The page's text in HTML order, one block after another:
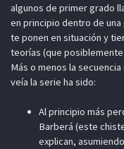
algunos de primer grado
en principio dentro de una
te ponen en situación y
teorías (que
Más o menos la
veía la serie ha sido:
Al principio más
Barberá (este
explican,